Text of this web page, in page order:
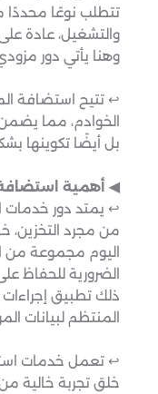
تتطلب نوعًا محددًا
والتشغيل، عادة
وهنا يأتي دور
↩︎ تتيح استضافة
الخوادم، مما
بل أيضًا تكوينها
◀︎ أهمية
↩︎ يمتد دور خدمات
من مجرد
اليوم مجموعة من
الضرورية للحفاظ
ذلك تطبيق إجراءات
المنتظم لبيانات
↩︎ تعمل خدمات
خلق تجربة خالية